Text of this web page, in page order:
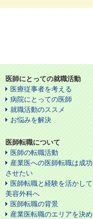
医師にとっての就職活動
医療従事者を考える
病院にとっての医師
就職活動のススメ
お悩みを解決
医師転職について
医師の転職活動
産業医への医師転職は成功
させたい
医師転職と経験を活かして
美容外科へ
医師転職の背景
産業医転職のエリアを決め